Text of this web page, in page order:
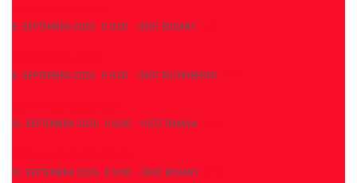
6. SEPTEMBRA 2026 O 9:00 - ŠKST BOŠANY
6. SEPTEMBRA 2026 O 9:00 - ŠKST RUŽOMBEROK
12. SEPTEMBRA 2026 O 9:00 - KSTZ TRNAVA
12. SEPTEMBRA 2026 O 9:00 - ŠKST BOŠANY